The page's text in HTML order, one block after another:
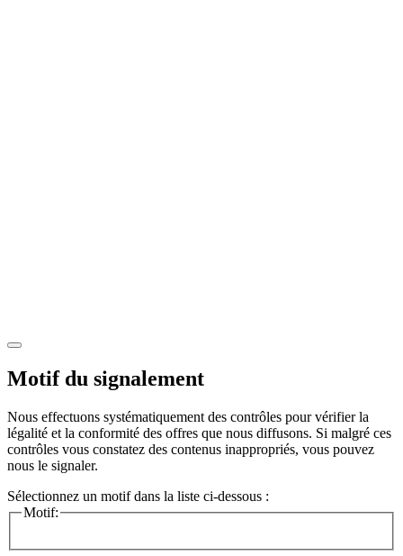
Motif du signalement
Nous effectuons systématiquement des contrôles pour vérifier la
légalité et la conformité des offres que nous diffusons. Si malgré ces
contrôles vous constatez des contenus inappropriés, vous pouvez
nous le signaler.
Sélectionnez un motif dans la liste ci-dessous :
Motif: